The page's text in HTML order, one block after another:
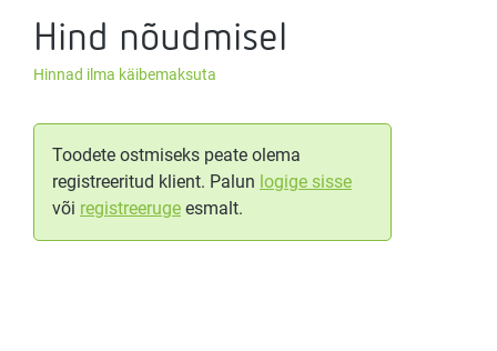
Hind nõudmisel
Hinnad ilma käibemaksuta
Toodete ostmiseks peate olema
registreeritud klient. Palun logige sisse
või registreeruge esmalt.